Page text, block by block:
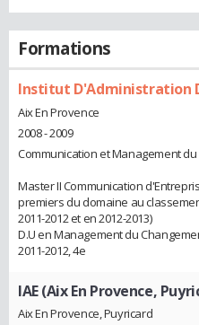
Formations
Institut D'Administration
Aix En Provence
2008 - 2009
Communication et Management
Master II Communication
premiers du domaine au
2011-2012 et en 2012-2013)
D.U en Management du
2011-2012, 4e
IAE (Aix En Provence,
Aix En Provence, Puyricard